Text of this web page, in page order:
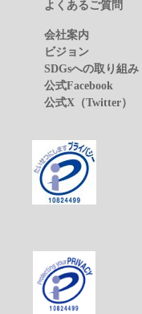
よくあるご質問
会社案内
ビジョン
SDGsへの取り組み
公式Facebook
公式X（Twitter）